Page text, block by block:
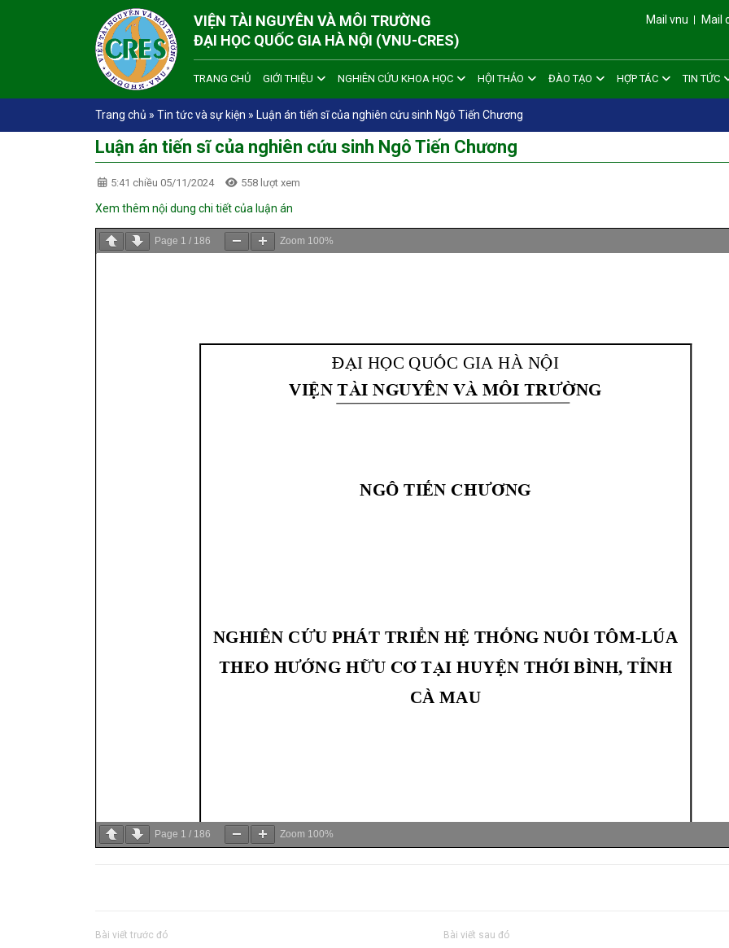
VIỆN TÀI NGUYÊN VÀ MÔI TRƯỜNG
ĐẠI HỌC QUỐC GIA HÀ NỘI (VNU-CRES)
Mail vnu Mail
TRANG CHỦ GIỚI THIỆU NGHIÊN CỨU KHOA HỌC HỘI THẢO ĐÀO TẠO HỢP TÁC TIN TỨC
Trang chủ » Tin tức và sự kiện » Luận án tiến sĩ của nghiên cứu sinh Ngô Tiến Chương
Luận án tiến sĩ của nghiên cứu sinh Ngô Tiến Chương
5:41 chiều 05/11/2024 558 lượt xem
Xem thêm nội dung chi tiết của luận án
Page 1 / 186 Zoom 100%
Page 1 / 186 Zoom 100%
Bài viết trước đó Bài viết sau đó